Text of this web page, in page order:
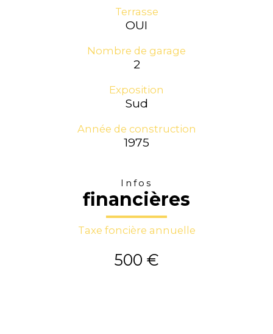
Terrasse
OUI
Nombre de garage
2
Exposition
Sud
Année de construction
1975
Infos
financières
Taxe foncière annuelle
500 €